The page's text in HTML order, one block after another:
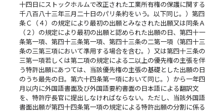
十四日にストックホルムで改正された工業所有権の保護に関する
千八百八十三年三月二十日のパリ条約をいう。以下同じ。）第四
条Ｃ（４）の規定により最初の出願とみなされた出願又は同条Ａ
（２）の規定により最初の出願と認められた出願の日、第四十一
条第一項、第四十三条第一項、第四十三条の二第一項（第四十三
条の三第三項において準用する場合を含む。）又は第四十三条の
三第一項若しくは第二項の規定による二以上の優先権の主張を伴
う特許出願にあつては、当該優先権の主張の基礎とした出願の日
のうち最先の日。第六十四条第一項において同じ。）から一年四
月以内に外国語書面及び外国語要約書面の日本語による翻訳文
を、特許庁長官に提出しなければならない。ただし、当該外国語
書面出願が第四十四条第一項の規定による特許出願の分割に係る